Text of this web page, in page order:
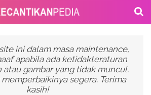
ini dalam masa maintenance,
apabila ada ketidakteraturan
atau gambar yang tidak muncul.
segera. Terima
kasih!